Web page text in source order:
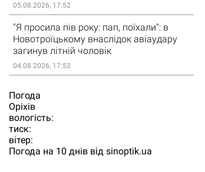
05.08.2026, 17:52
"Я просила пів року: пап, поїхали": в
Новотроїцькому внаслідок авіаудару
загинув літній чоловік
04.08.2026, 17:52
Погода
Орiхiв
вологість:
тиск:
вітер:
Погода на 10 днів від sinoptik.ua